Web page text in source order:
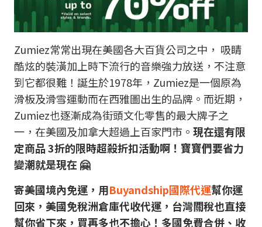
Zumiez常常出現在美國各大百貨公司之中， 吸睛
酷炫的裝潢加上時下流行的音樂強力放送，不注意
到它都很難！誕生於1978年，Zumiez是一個原為
滑板及滑雪運動而在西雅圖出生的品牌。而近期，
Zumiez也逐漸成為街頭文化零售的最大牌子之
一，在美國及加拿大超過上百家門市。 現在還有限
定商品 3折的限時超殺折扣活動啊！寶寶們要省力
變潮就是現在 🤗
寄美國境內免運，用Buyandship國際代運幫你運
回來，美國免稅洲倉庫代收代運，台灣關稅也直接
幫你省下來，買再多也不擔心！多國免費合併、收